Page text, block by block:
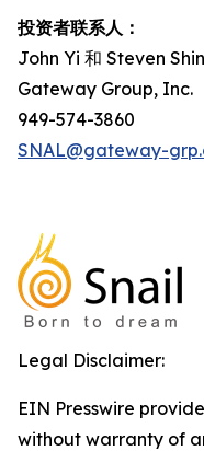
投资者联系人：
John Yi 和 Steven
Gateway Group, Inc.
949-574-3860
SNAL@gateway-
Legal Disclaimer:
EIN Presswire
without warranty of